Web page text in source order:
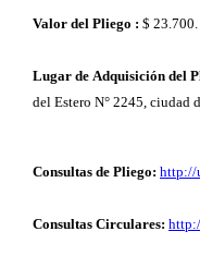
Valor del Pliego : $ 23.700.
Lugar de Adquisición del
del Estero N° 2245, ciudad
Consultas de Pliego: http://
Consultas Circulares: